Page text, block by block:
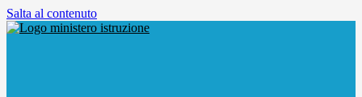
Salta al contenuto